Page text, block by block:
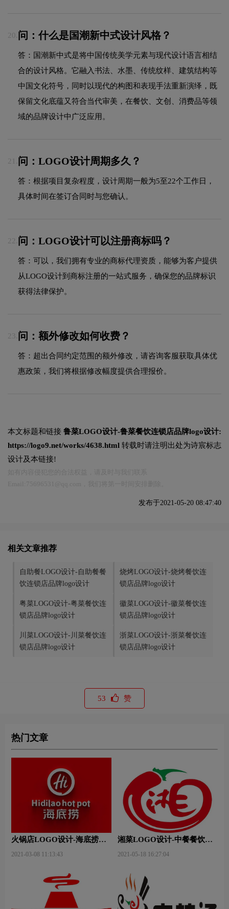
20. 问：什么是国潮新中式设计风格？
答：国潮新中式是将中国传统美学元素与现代设计语言相结
合的设计风格。它融入书法、水墨、传统纹样、建筑结构等
中国文化符号，同时以现代的构图和表现手法重新演绎，既
保留文化底蕴又符合当代审美，在餐饮、文创、消费品等领
域的品牌设计中广泛应用。
21. 问：LOGO设计周期多久？
答：根据项目复杂程度，设计周期一般为5至22个工作日，
具体时间在签订合同时与您确认。
22. 问：LOGO设计可以注册商标吗？
答：可以，我们拥有专业的商标代理资质，能够为客户提供
从LOGO设计到商标注册的一站式服务，确保您的品牌标识
获得法律保护。
23. 问：额外修改如何收费？
答：超出合同约定范围的额外修改，请咨询客服获取具体优
惠政策，我们将根据修改幅度提供合理报价。
本文标题和链接 鲁菜LOGO设计-鲁菜餐饮连锁店品牌logo设计:
https://logo9.net/works/4638.html 转载时请注明出处为诗宸标志
设计及本链接!
发布于2021-05-20 08:47:40
相关文章推荐
自助餐LOGO设计-自助餐餐
饮连锁店品牌logo设计
烧烤LOGO设计-烧烤餐饮连
锁店品牌logo设计
粤菜LOGO设计-粤菜餐饮连
锁店品牌logo设计
徽菜LOGO设计-徽菜餐饮连
锁店品牌logo设计
川菜LOGO设计-川菜餐饮连
锁店品牌logo设计
浙菜LOGO设计-浙菜餐饮连
锁店品牌logo设计
53 赞
热门文章
火锅店LOGO设计-海底捞品
2021-03-08 11:13:43
湘菜LOGO设计-中餐餐饮连
2021-05-18 16:27:04